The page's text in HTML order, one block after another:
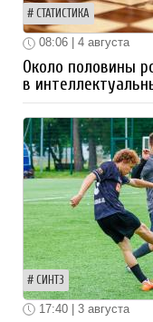
СТАТИСТИКА
08:06 | 4 августа
Около половины
в
СИНТЗ
17:40 | 3 августа